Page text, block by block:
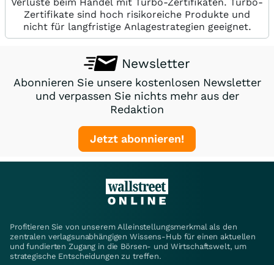
Zertifikate sind hoch risikoreiche Produkte und
nicht für langfristige Anlagestrategien geeignet.
Newsletter
Abonnieren Sie unsere kostenlosen Newsletter
und verpassen Sie nichts mehr aus der
Redaktion
Jetzt abonnieren!
Profitieren Sie von unserem Alleinstellungsmerkmal als den
zentralen verlagsunabhängigen Wissens-Hub für einen aktuellen
und fundierten Zugang in die Börsen- und Wirtschaftswelt, um
strategische Entscheidungen zu treffen.